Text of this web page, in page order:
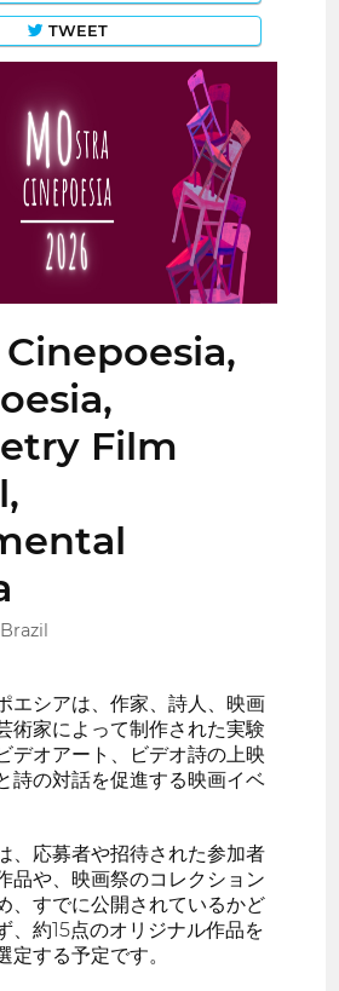
TWEET
Film
エシアは、作家、詩人、映画
術家によって制作された実験
デオアート、ビデオ詩の上映
詩の対話を促進する映画イベ
、応募者や招待された参加者
品や、映画祭のコレクション
、すでに公開されているかど
、約15点のオリジナル作品を
定する予定です。